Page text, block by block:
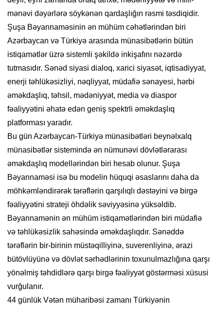
mənəvi dəyərlərə söykənən qardaşlığın rəsmi təsdiqidir.
Şuşa Bəyannaməsinin ən mühüm cəhətlərindən biri
Azərbaycan və Türkiyə arasında münasibətlərin bütün
istiqamətlər üzrə sistemli şəkildə inkişafını nəzərdə
tutmasıdır. Sənəd siyasi dialoq, xarici siyasət, iqtisadiyyat,
enerji təhlükəsizliyi, nəqliyyat, müdafiə sənayesi, hərbi
əməkdaşlıq, təhsil, mədəniyyət, media və diaspor
fəaliyyətini əhatə edən geniş spektrli əməkdaşlıq
platforması yaradır.
Bu gün Azərbaycan-Türkiyə münasibətləri beynəlxalq
münasibətlər sistemində ən nümunəvi dövlətlərarası
əməkdaşlıq modellərindən biri hesab olunur. Şuşa
Bəyannaməsi isə bu modelin hüquqi əsaslarını daha da
möhkəmləndirərək tərəflərin qarşılıqlı dəstəyini və birgə
fəaliyyətini strateji öhdəlik səviyyəsinə yüksəldib.
Bəyannamənin ən mühüm istiqamətlərindən biri müdafiə
və təhlükəsizlik sahəsində əməkdaşlıqdır. Sənəddə
tərəflərin bir-birinin müstəqilliyinə, suverenliyinə, ərazi
bütövlüyünə və dövlət sərhədlərinin toxunulmazlığına qarşı
yönəlmiş təhdidlərə qarşı birgə fəaliyyət göstərməsi xüsusi
vurğulanır.
44 günlük Vətən müharibəsi zamanı Türkiyənin